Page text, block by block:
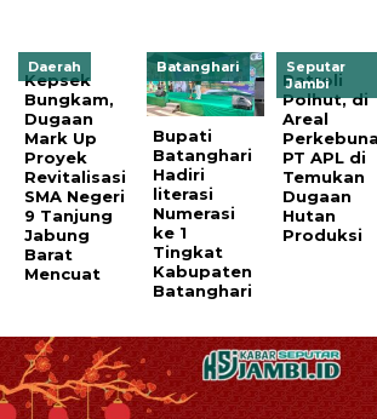
Daerah
Kepsek
Bungkam,
Dugaan
Mark Up
Proyek
Revitalisasi
SMA Negeri
9 Tanjung
Jabung
Barat
Mencuat
Batanghari
Bupati
Batanghari
Hadiri
literasi
Numerasi
ke 1
Tingkat
Kabupaten
Batanghari
Seputar
Jambi
Patroli
Polhut, di
Areal
PT APL di
Temukan
Dugaan
Hutan
Produksi